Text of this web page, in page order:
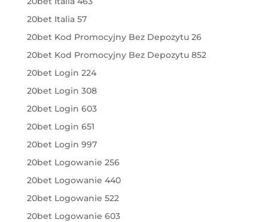
20bet Italia 57
20bet Kod Promocyjny Bez Depozytu 26
20bet Kod Promocyjny Bez Depozytu 852
20bet Login 224
20bet Login 308
20bet Login 603
20bet Login 651
20bet Login 997
20bet Logowanie 256
20bet Logowanie 440
20bet Logowanie 522
20bet Logowanie 603